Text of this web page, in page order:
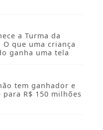
a Turma da
que uma criança
ganha uma tela
tem ganhador e
R$ 150 milhões